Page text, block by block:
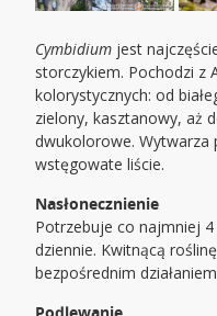
Cymbidium jest
storczykiem. Pochodzi z
kolorystycznych: od
zielony, kasztanowy, aż
dwukolorowe. Wytwarza
wstęgowate liście.
Nasłonecznienie
Potrzebuje co najmniej 4
dziennie. Kwitnącą
bezpośrednim
Podlewanie